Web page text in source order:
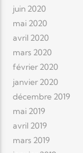
juin 2020
mai 2020
avril 2020
mars 2020
février 2020
janvier 2020
décembre 2019
mai 2019
avril 2019
mars 2019